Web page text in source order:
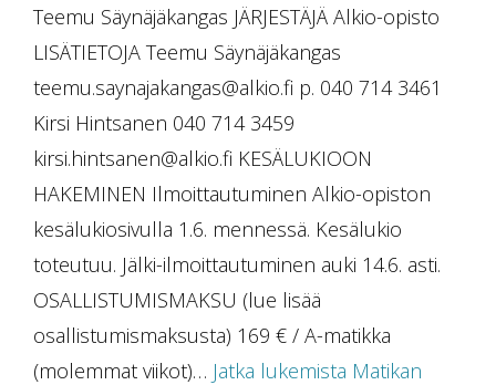
Teemu Säynäjäkangas JÄRJESTÄJÄ Alkio-opisto
LISÄTIETOJA Teemu Säynäjäkangas
teemu.saynajakangas@alkio.fi p. 040 714 3461
Kirsi Hintsanen 040 714 3459
kirsi.hintsanen@alkio.fi KESÄLUKIOON
HAKEMINEN Ilmoittautuminen Alkio-opiston
kesälukiosivulla 1.6. mennessä. Kesälukio
toteutuu. Jälki-ilmoittautuminen auki 14.6. asti.
OSALLISTUMISMAKSU (lue lisää
osallistumismaksusta) 169 € / A-matikka
(molemmat viikot)… Jatka lukemista Matikan